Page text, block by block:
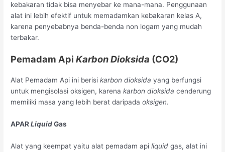
kebakaran tidak bisa menyebar ke mana-mana. Penggunaan
alat ini lebih efektif untuk memadamkan kebakaran kelas A,
karena penyebabnya benda-benda non logam yang mudah
terbakar.
Pemadam ApiKarbon Dioksida (CO2)
Alat Pemadam Api ini berisikarbon dioksida yang berfungsi
untuk mengisolasi oksigen, karenakarbon dioksida cenderung
memiliki masa yang lebih berat daripadaoksigen.
APARLiquidGas
Alat yang keempat yaitu alat pemadam apiliquid gas, alat ini